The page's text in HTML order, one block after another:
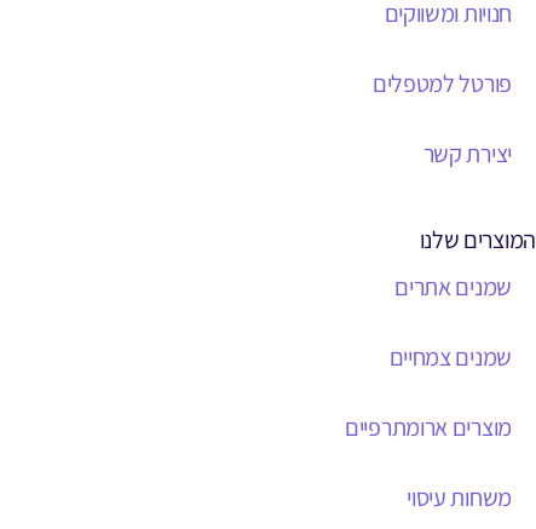
חנויות ומשווקים
פורטל למטפלים
יצירת קשר
המוצרים שלנו
שמנים אתרים
שמנים צמחיים
מוצרים ארומתרפיים
משחות עיסוי